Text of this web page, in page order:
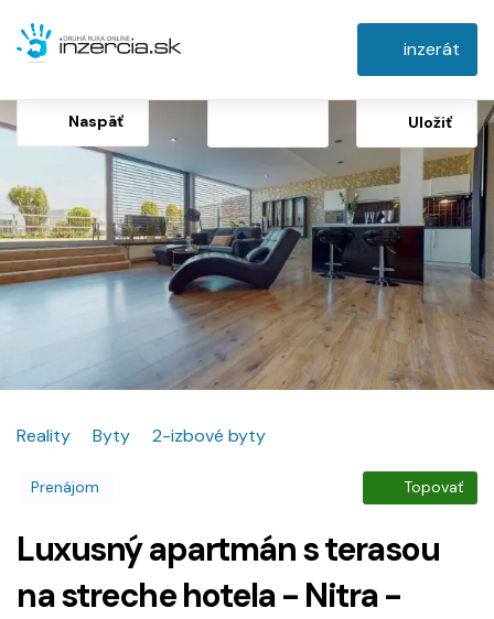
inzerát
Naspäť Uložiť
Reality Byty 2-izbové byty
Prenájom Topovať
Luxusný apartmán s terasou
na streche hotela - Nitra -